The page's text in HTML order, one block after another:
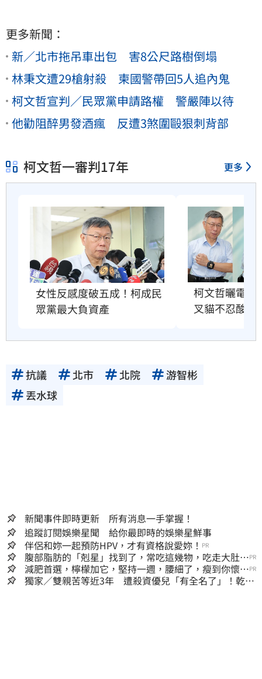
更多新聞：
新／北市拖吊車出包 害8公尺路樹倒塌
林秉文遭29槍射殺 柬國警帶回5人追內鬼
柯文哲宣判／民眾黨申請路權 警嚴陣以待
他勸阻醉男發酒瘋 反遭3煞圍毆狠刺背部
柯文哲一審判17年 更多
女性反感度破五成！柯成民
眾黨最大負資產
柯文哲曬電子
叉貓不忍酸爆
抗議 北市 北院
游智彬
丟水球
新聞事件即時更新 所有消息一手掌握！
追蹤訂閱娛樂星聞 給你最即時的娛樂星鮮事
伴侶和妳一起預防HPV，才有資格說愛妳！ PR
腹部脂肪的「剋星」找到了，常吃這幾物，吃走大肚
囊，瘦出小蠻腰
PR
減肥首選，檸檬加它，堅持一週，腰細了，瘦到你懷疑
人生
PR
獨家／雙親苦等近3年 遭殺資優兒「有全名了」！乾妹